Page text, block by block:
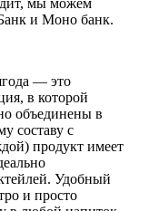
и Моно банк.
— это
, в которой
объединены в
составу с
продукт имеет
. Удобный
и просто